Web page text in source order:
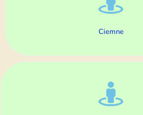
Ciemne